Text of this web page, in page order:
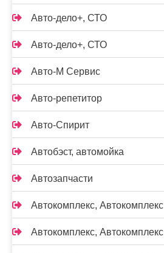
Авто-дело+, СТО
Авто-дело+, СТО
Авто-М Сервис
Авто-репетитор
Авто-Спирит
Автобэст, автомойка
Автозапчасти
Автокомплекс, Автокомплекс
Автокомплекс, Автокомплекс